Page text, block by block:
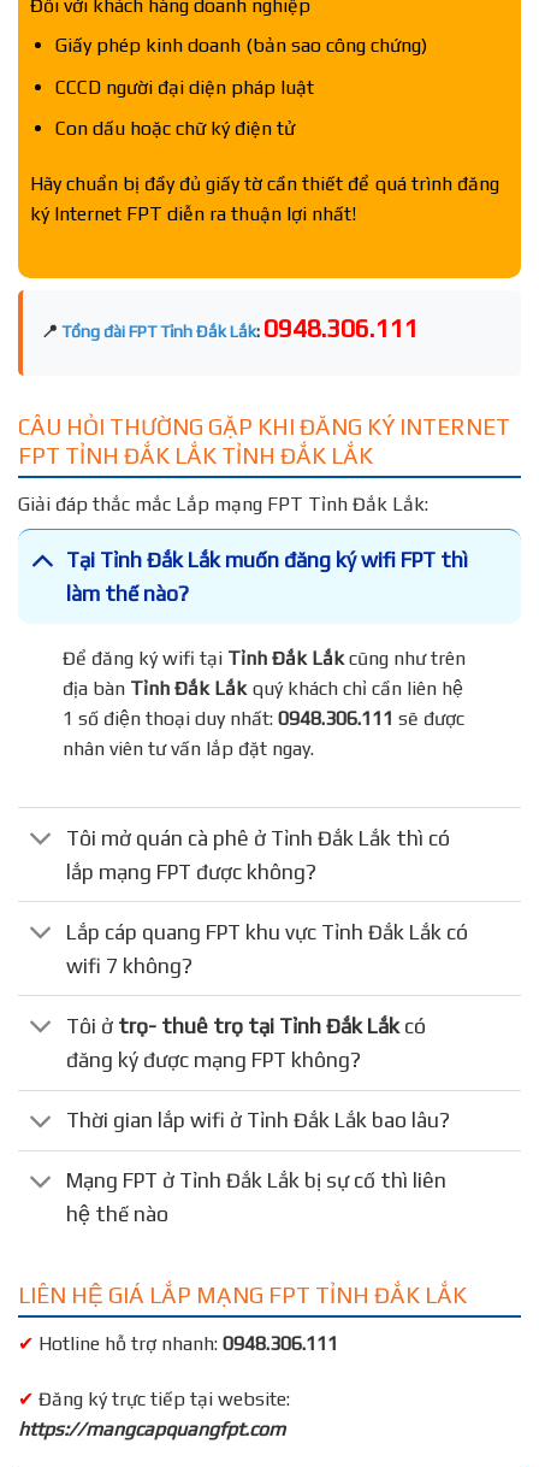
Đối với khách hàng doanh nghiệp
Giấy phép kinh doanh (bản sao công chứng)
CCCD người đại diện pháp luật
Con dấu hoặc chữ ký điện tử
Hãy chuẩn bị đầy đủ giấy tờ cần thiết để quá trình đăng
ký Internet FPT diễn ra thuận lợi nhất!
📍 Tổng đài FPT Tỉnh Đắk Lắk: 0948.306.111
CÂU HỎI THƯỜNG GẶP KHI ĐĂNG KÝ INTERNET
FPT TỈNH ĐẮK LẮK TỈNH ĐẮK LẮK
Giải đáp thắc mắc Lắp mạng FPT Tỉnh Đắk Lắk:
Tại Tỉnh Đắk Lắk muốn đăng ký wifi FPT thì
làm thế nào?
Để đăng ký wifi tạiTỉnh Đắk Lắkcũng như trên
địa bànTỉnh Đắk Lắkquý khách chỉ cần liên hệ
1 số điện thoại duy nhất:0948.306.111 sẽ được
nhân viên tư vấn lắp đặt ngay.
Tôi mở quán cà phê ở Tỉnh Đắk Lắk thì có
lắp mạng FPT được không?
Lắp cáp quang FPT khu vực Tỉnh Đắk Lắk có
wifi 7 không?
Tôi ở trọ- thuê trọ tại Tỉnh Đắk Lắkcó
đăng ký được mạng FPT không?
Thời gian lắp wifi ở Tỉnh Đắk Lắk bao lâu?
Mạng FPT ở Tỉnh Đắk Lắk bị sự cố thì liên
hệ thế nào
LIÊN HỆ GIÁ LẮP MẠNG FPT TỈNH ĐẮK LẮK
✔ Hotline hỗ trợ nhanh: 0948.306.111
✔ Đăng ký trực tiếp tại website:
https://mangcapquangfpt.com